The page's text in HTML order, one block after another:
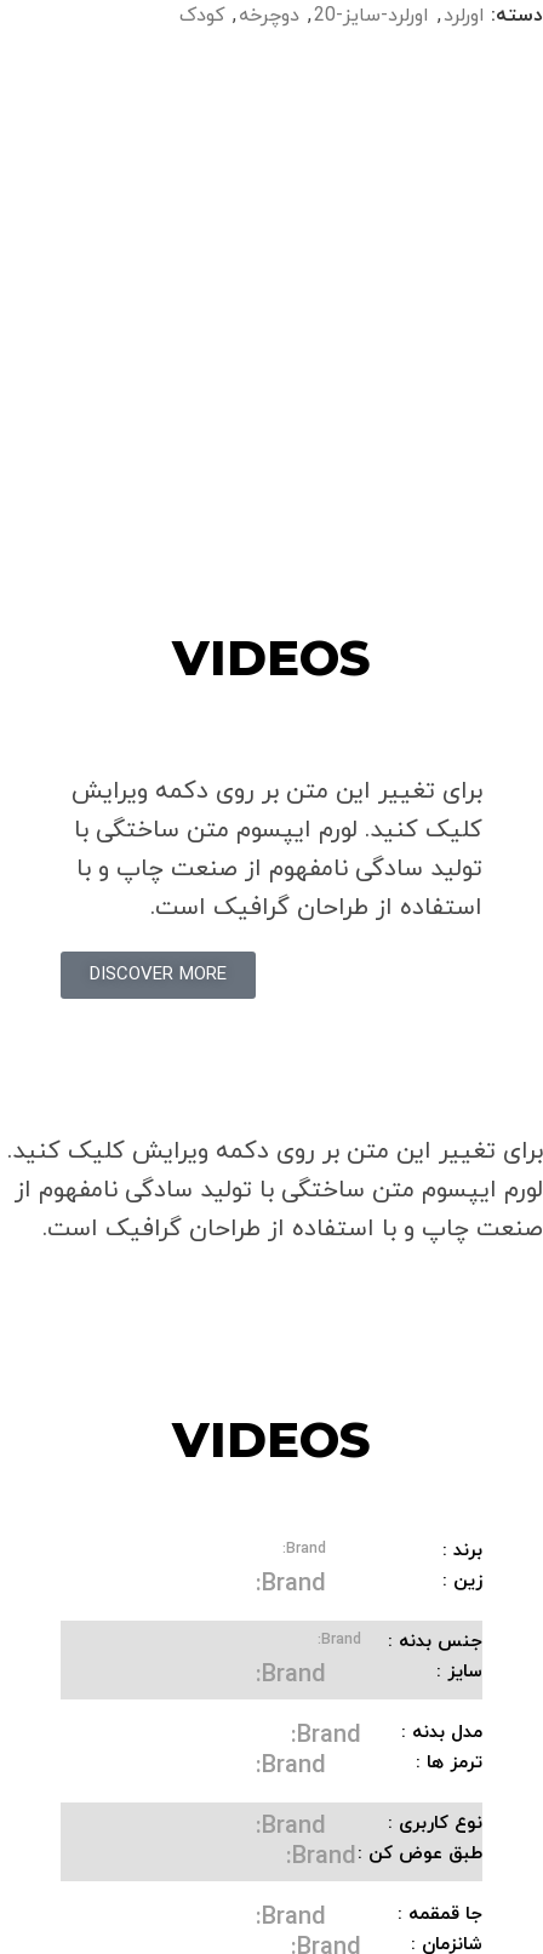
دسته: اورلرد, اورلرد-سایز-20 , دوچرخه, کودک
VIDEOS
برای تغییر این متن بر روی دکمه ویرایش
کلیک کنید. لورم ایپسوم متن ساختگی با
تولید سادگی نامفهوم از صنعت چاپ و با
استفاده از طراحان گرافیک است.
DISCOVER MORE
برای تغییر این متن بر روی دکمه ویرایش کلیک کنید.
لورم ایپسوم متن ساختگی با تولید سادگی نامفهوم از
صنعت چاپ و با استفاده از طراحان گرافیک است.
VIDEOS
برند : Brand:
زین : Brand:
جنس بدنه : Brand:
سایز : Brand:
مدل بدنه : Brand:
ترمز ها : Brand:
نوع کاربری : Brand:
طبق عوض کن :Brand:
جا قمقمه : Brand:
شانزمان :